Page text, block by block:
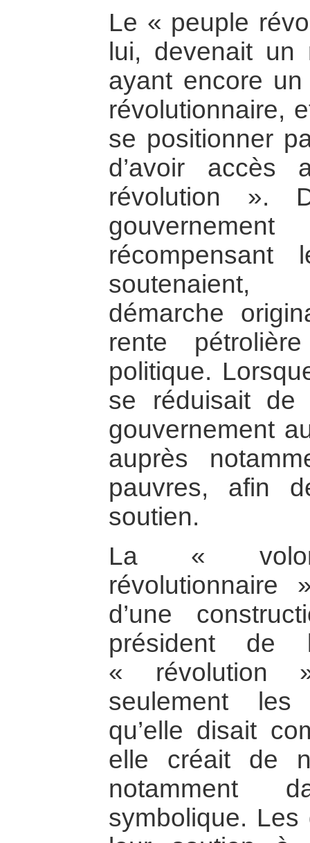
Le « peuple
lui, devenait un
ayant encore
révolutionnaire,
se positionner
d’avoir
révolution ».
démarche
rente
politique.
se réduisait de
gouvernement
auprès
pauvres, afin
soutien.
La «
d’une
président de
« révolution
seulement les
qu’elle disait
elle créait de
notamment
symbolique.